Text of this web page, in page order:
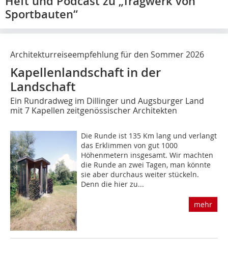
Sportbauten“
Architekturreiseempfehlung für den Sommer 2026
Kapellenlandschaft in der
Landschaft
Ein Rundradweg im Dillinger und Augsburger Land
mit 7 Kapellen zeitgenössischer Architekten
Die Runde ist 135 Km lang und verlangt
das Erklimmen von gut 1000
Höhenmetern insgesamt. Wir machten
die Runde an zwei Tagen, man könnte
sie aber durchaus weiter stückeln.
Denn die hier zu...
mehr